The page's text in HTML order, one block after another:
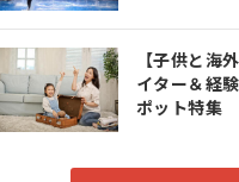
【子供と海
イター＆経
ポット特集